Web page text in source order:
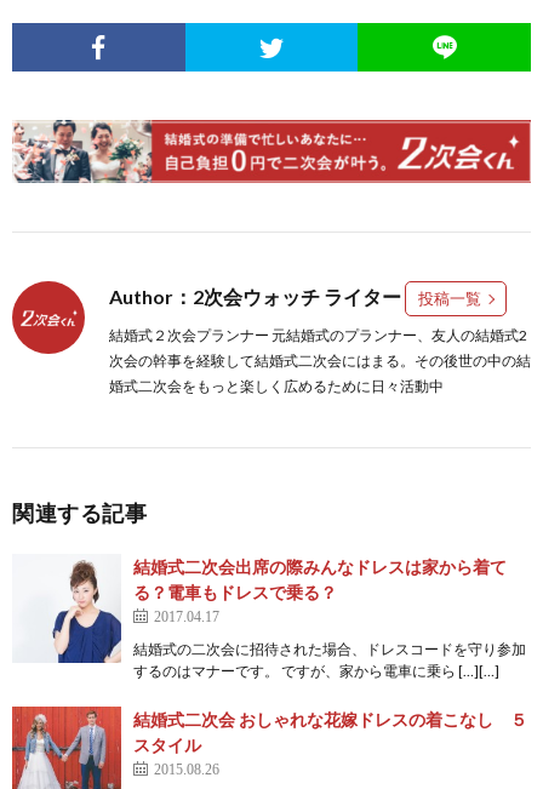
Author：2次会ウォッチ ライター 投稿一覧
結婚式２次会プランナー 元結婚式のプランナー、友人の結婚式2
次会の幹事を経験して結婚式二次会にはまる。その後世の中の結
婚式二次会をもっと楽しく広めるために日々活動中
関連する記事
結婚式二次会出席の際みんなドレスは家から着て
る？電車もドレスで乗る？
2017.04.17
結婚式の二次会に招待された場合、ドレスコードを守り参加
するのはマナーです。 ですが、家から電車に乗ら […][…]
結婚式二次会 おしゃれな花嫁ドレスの着こなし ５
スタイル
2015.08.26